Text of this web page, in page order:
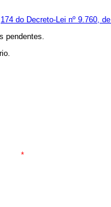
174 do Decreto-Lei nº 9.760,
pendentes.
*